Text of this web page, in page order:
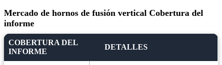
Mercado de hornos de fusión vertical Cobertura del
informe
COBERTURA DEL
INFORME
DETALLES